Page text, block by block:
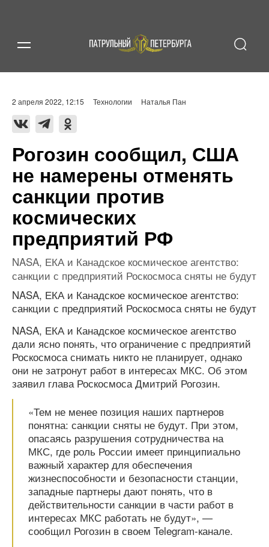
2 апреля 2022, 12:15 Технологии Наталья Пан
Рогозин сообщил, США
не намерены отменять
санкции против
космических
предприятий РФ
NASA, ЕКА и Канадское космическое агентство:
санкции с предприятий Роскосмоса сняты не будут
NASA, ЕКА и Канадское космическое агентство:
санкции с предприятий Роскосмоса сняты не будут
NASA, ЕКА и Канадское космическое агентство
дали ясно понять, что ограничение с предприятий
Роскосмоса снимать никто не планирует, однако
они не затронут работ в интересах МКС. Об этом
заявил глава Роскосмоса Дмитрий Рогозин.
«Тем не менее позиция наших партнеров
понятна: санкции сняты не будут. При этом,
опасаясь разрушения сотрудничества на
МКС, где роль России имеет принципиально
важный характер для обеспечения
жизнеспособности и безопасности станции,
западные партнеры дают понять, что в
действительности санкции в части работ в
интересах МКС работать не будут», —
сообщил Рогозин в своем Telegram-канале.